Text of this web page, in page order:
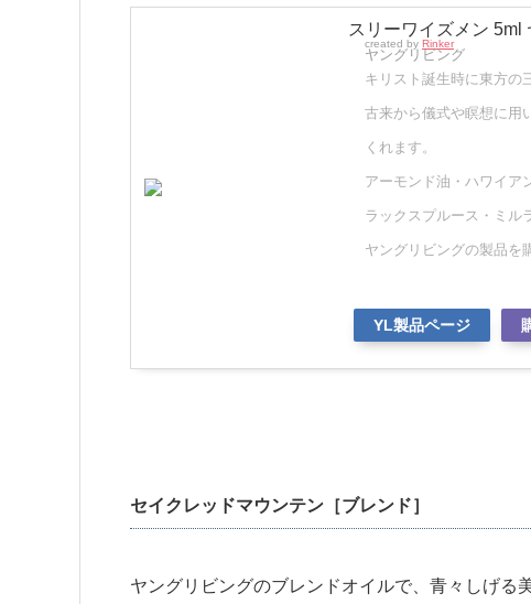
スリーワイズメン 5ml
created by Rinker
ヤングリビング
キリスト誕生時に東方の
古来から儀式や瞑想に用
くれます。
アーモンド油・ハワイア
ラックスプルース・ミル
ヤングリビングの製品を
YL製品ページ
セイクレッドマウンテン［ブレンド］
ヤングリビングのブレンドオイルで、青々しげる